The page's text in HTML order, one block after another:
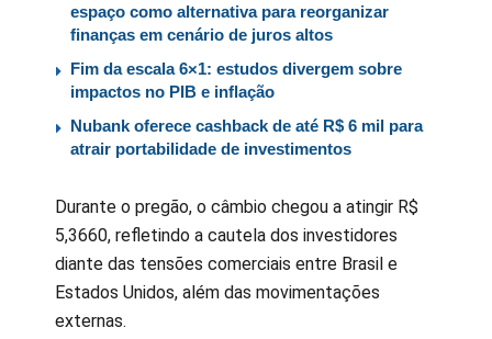
espaço como alternativa para reorganizar
finanças em cenário de juros altos
Fim da escala 6×1: estudos divergem sobre
impactos no PIB e inflação
Nubank oferece cashback de até R$ 6 mil para
atrair portabilidade de investimentos
Durante o pregão, o câmbio chegou a atingir R$
5,3660, refletindo a cautela dos investidores
diante das tensões comerciais entre Brasil e
Estados Unidos, além das movimentações
externas.